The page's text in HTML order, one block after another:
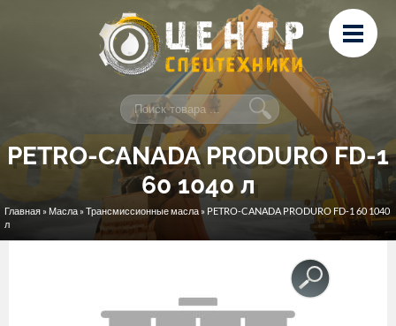
Перейти к основному содержанию
Лизинг
Сервис и ремонт
Контакты
PETRO-CANADA PRODURO FD-1
60 1040 л
Вы здесь
Главная » Масла »Трансмиссионные масла» PETRO-CANADA PRODURO FD-1 60 1040
л